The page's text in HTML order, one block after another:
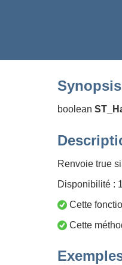
Synopsis
boolean
Renvoie true
Disponibilité :
Cette
Cette